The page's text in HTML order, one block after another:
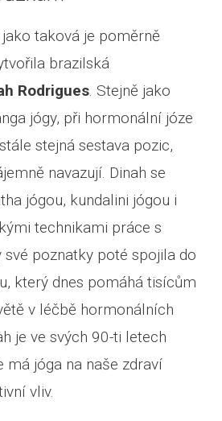
taková je poměrně
brazilská
Rodrigues. Stejně jako
jógy, při hormonální józe
stejná sestava pozic,
navazují. Dinah se
jógou, kundalini jógou i
technikami práce s
své poznatky poté spojila do
který dnes pomáhá tisícům
v léčbě hormonálních
je ve svých 90-ti letech
má jóga na naše zdraví
vliv.